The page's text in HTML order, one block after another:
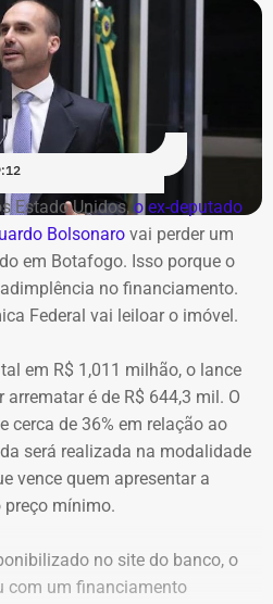
Estado Unidos, o ex-deputado
Bolsonaro vai perder um
em Botafogo. Isso porque o
no financiamento.
Federal vai leiloar o imóvel.
em R$ 1,011 milhão, o lance
é de R$ 644,3 mil. O
cerca de 36% em relação ao
será realizada na modalidade
vence quem apresentar a
mínimo.
no site do banco, o
com um financiamento